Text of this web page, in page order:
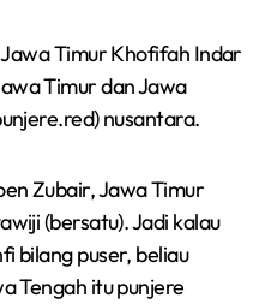
Timur Khofifah Indar
Timur dan Jawa
nusantara.
Zubair, Jawa Timur
(bersatu). Jadi kalau
bilang puser, beliau
Tengah itu punjere